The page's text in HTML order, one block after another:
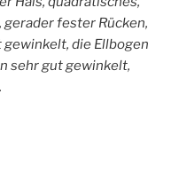
fester Rücken,
die Ellbogen
sehr gut gewinkelt,